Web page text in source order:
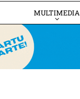
MULTIMEDIA